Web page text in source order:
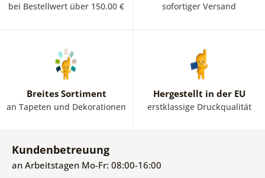
bei Bestellwert über 150.00 € sofortiger Versand
Breites Sortiment
an Tapeten und Dekorationen
Hergestellt in der EU
erstklassige Druckqualität
Kundenbetreuung
an Arbeitstagen Mo-Fr: 08:00-16:00